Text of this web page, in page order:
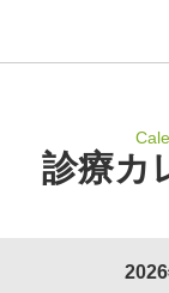
診療カ